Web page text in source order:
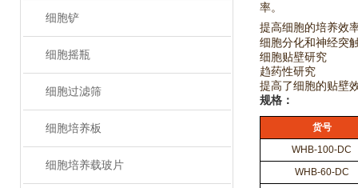
细胞铲
细胞摇瓶
细胞过滤筛
细胞培养板
细胞培养载玻片
率。
提高细胞的培养效
细胞分化和神经突
细胞贴壁研究
趋药性研究
提高了细胞的贴壁
规格：
货号
WHB-100-DC
WH B-60-DC